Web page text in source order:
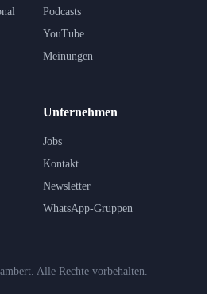
Podcasts
YouTube
Meinungen
Unternehmen
Jobs
Kontakt
Newsletter
WhatsApp-Gruppen
Alle Rechte vorbehalten.